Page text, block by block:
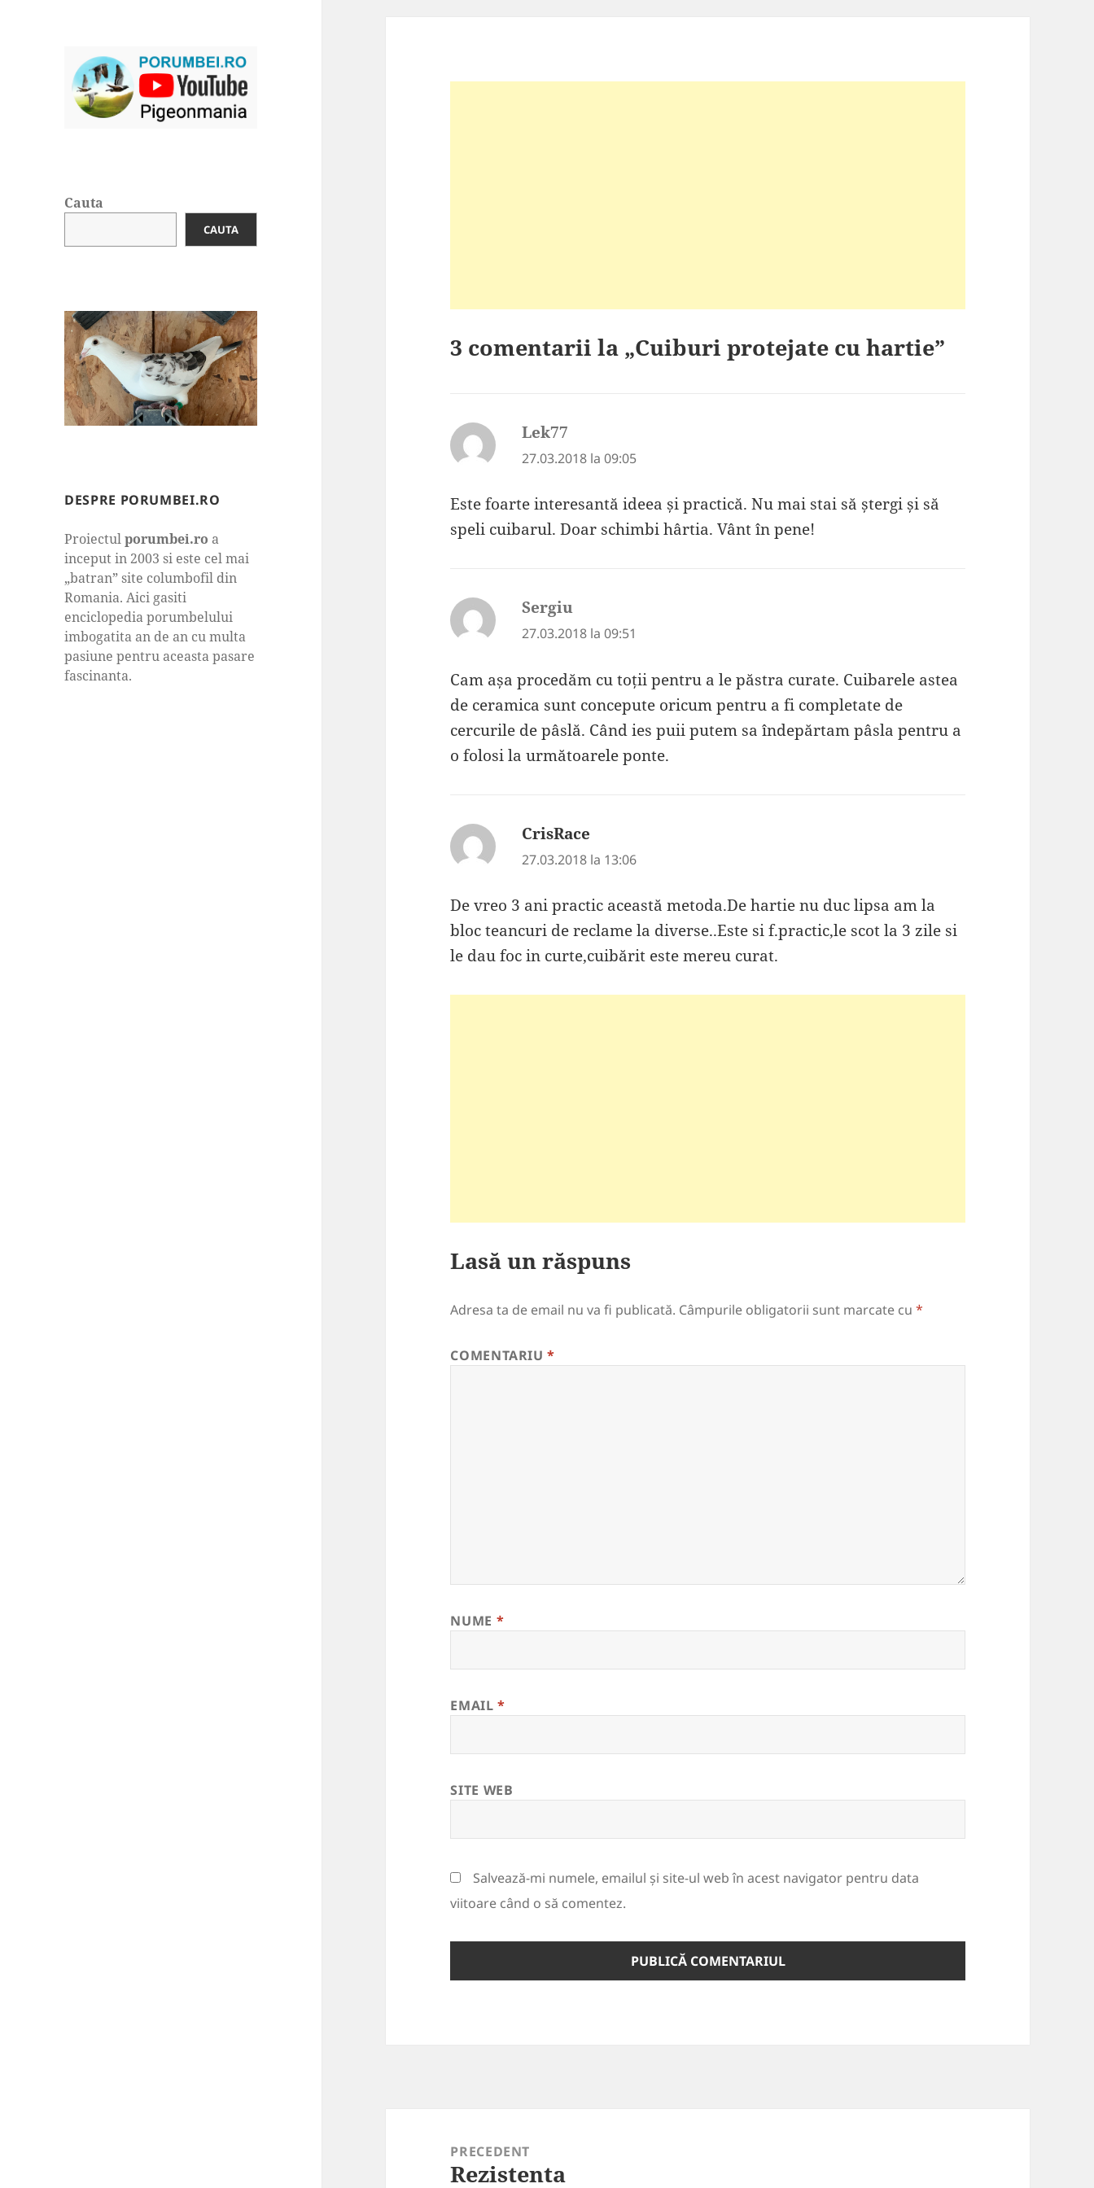
Cauta
CAUTA
DESPRE PORUMBEI.RO
Proiectulporumbei.ro a
inceput in 2003 si este cel mai
„batran” site columbofil din
Romania. Aici gasiti
enciclopedia porumbelului
imbogatita an de an cu multa
pasiune pentru aceasta pasare
fascinanta.
3 comentarii la „Cuiburi protejate cu hartie”
Lek77
27.03.2018 la 09:05
Este foarte interesantă ideea și practică. Nu mai stai să ștergi și să
speli cuibarul. Doar schimbi hârtia. Vânt în pene!
Sergiu
27.03.2018 la 09:51
Cam așa procedăm cu toții pentru a le păstra curate. Cuibarele astea
de ceramica sunt concepute oricum pentru a fi completate de
cercurile de pâslă. Când ies puii putem sa îndepărtam pâsla pentru a
o folosi la următoarele ponte.
CrisRace
27.03.2018 la 13:06
De vreo 3 ani practic această metoda.De hartie nu duc lipsa am la
bloc teancuri de reclame la diverse..Este si f.practic,le scot la 3 zile si
le dau foc in curte,cuibărit este mereu curat.
Lasă un răspuns
Adresa ta de email nu va fi publicată. Câmpurile obligatorii sunt marcate cu*
COMENTARIU*
NUME *
EMAIL*
SITE WEB
Salvează-mi numele, emailul și site-ul web în acest navigator pentru data
viitoare când o să comentez.
PRECEDENT
Articolul
Rezistenta